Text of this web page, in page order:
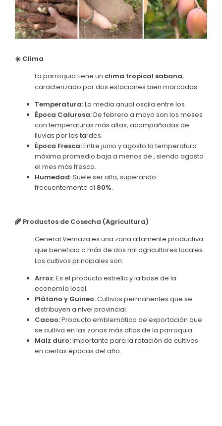
Convocatorias
GESTIÓN ADMINISTRATIVA
Plan Operativo Anual - POA
Convenios Institucionales
PRESUPUESTO: EJECUCIÓN Y REPORTES
Cédulas presupuestarias y balances
Procesos de contratación
Ejecución Presupuestaria
☀️ Clima
La parroquia tiene un clima tropical sabana,
caracterizado por dos estaciones bien marcadas.
Temperatura:La media anual oscila entre los
Época Calurosa:De febrero a mayo son los meses
con temperaturas más altas, acompañadas de
lluvias por las tardes.
Época Fresca:Entre junio y agosto la temperatura
máxima promedio baja a menos de , siendo agosto
el mes más fresco.
Humedad:Suele ser alta, superando
frecuentemente el 80%.
🌾 Productos de Cosecha (Agricultura)
General Vernaza es una zona altamente productiva
que beneficia a más de dos mil agricultores locales.
Los cultivos principales son:
Arroz:Es el producto estrella y la base de la
economía local.
Plátano y Guineo:Cultivos permanentes que se
distribuyen a nivel provincial.
Cacao:Producto emblemático de exportación que
se cultiva en las zonas más altas de la parroquia.
Maíz duro:Importante para la rotación de cultivos
en ciertas épocas del año.